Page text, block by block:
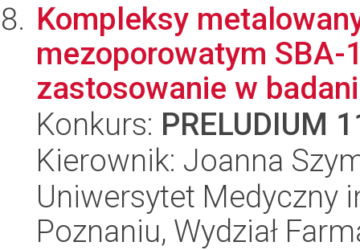
Kompleksy
mezoporowatym
zastosowanie w
Konkurs: PRELUDIUM
Kierownik: Joanna
Uniwersytet Medyczny
Poznaniu, Wydział